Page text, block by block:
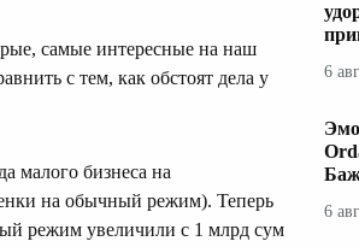
самые интересные на наш
с тем, как обстоят дела у
малого бизнеса на
на обычный режим). Теперь
режим увеличили с 1 млрд сум
6
6